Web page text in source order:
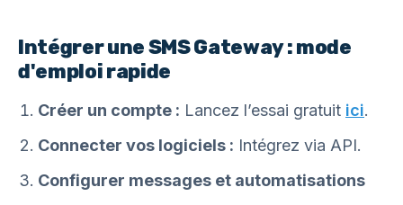
Intégrer une SMS Gateway : mode
d'emploi rapide
Créer un compte : Lancez l’essai gratuit ici.
Connecter vos logiciels : Intégrez via API.
Configurer messages et automatisations